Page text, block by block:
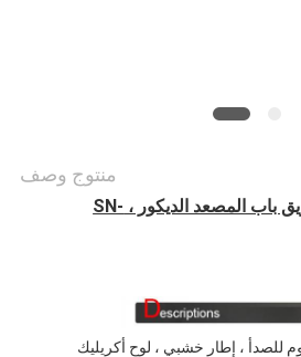
منتوج وصف
مواد البناء المقاومة للحريق باب المصعد الديكور ، SN-
للصدأ ، إطار خشبي ، لوح أكريليك